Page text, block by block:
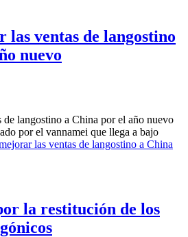
las ventas de langostino
nuevo
de langostino a China por el año nuevo
por el vannamei que llega a bajo
las ventas de langostino a China
la restitución de los